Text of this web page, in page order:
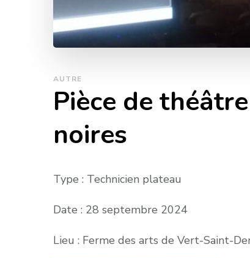
AUTRE
Pièce de
noires
Type : Technicien plateau
Date : 28 septembre 2024
Lieu : Ferme des arts de Vert-Saint-